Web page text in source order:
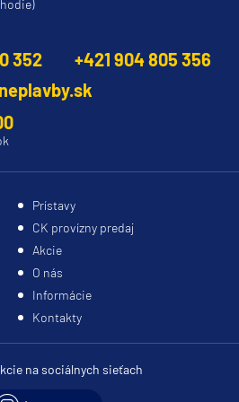
352
+421 904 805 356
Prístavy
CK provízny predaj
Akcie
O nás
Informácie
Kontakty
na sociálnych sieťach